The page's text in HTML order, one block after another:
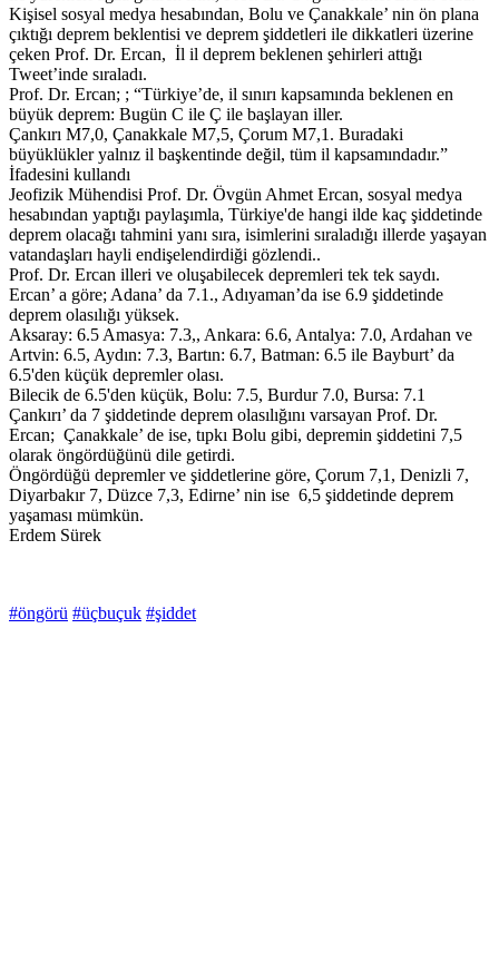
Kişisel sosyal medya hesabından, Bolu ve Çanakkale’ nin ön plana
çıktığı deprem beklentisi ve deprem şiddetleri ile dikkatleri üzerine
çeken Prof. Dr. Ercan, İl il deprem beklenen şehirleri attığı
Tweet’inde sıraladı.
Prof. Dr. Ercan; ; “Türkiye’de, il sınırı kapsamında beklenen en
büyük deprem: Bugün C ile Ç ile başlayan iller.
Çankırı M7,0, Çanakkale M7,5, Çorum M7,1. Buradaki
büyüklükler yalnız il başkentinde değil, tüm il kapsamındadır.”
İfadesini kullandı
Jeofizik Mühendisi Prof. Dr. Övgün Ahmet Ercan, sosyal medya
hesabından yaptığı paylaşımla, Türkiye'de hangi ilde kaç şiddetinde
deprem olacağı tahmini yanı sıra, isimlerini sıraladığı illerde yaşayan
vatandaşları hayli endişelendirdiği gözlendi..
Prof. Dr. Ercan illeri ve oluşabilecek depremleri tek tek saydı.
Ercan’ a göre; Adana’ da 7.1., Adıyaman’da ise 6.9 şiddetinde
deprem olasılığı yüksek.
Aksaray: 6.5 Amasya: 7.3,, Ankara: 6.6, Antalya: 7.0, Ardahan ve
Artvin: 6.5, Aydın: 7.3, Bartın: 6.7, Batman: 6.5 ile Bayburt’ da
6.5'den küçük depremler olası.
Bilecik de 6.5'den küçük, Bolu: 7.5, Burdur 7.0, Bursa: 7.1
Çankırı’ da 7 şiddetinde deprem olasılığını varsayan Prof. Dr.
Ercan; Çanakkale’ de ise, tıpkı Bolu gibi, depremin şiddetini 7,5
olarak öngördüğünü dile getirdi.
Öngördüğü depremler ve şiddetlerine göre, Çorum 7,1, Denizli 7,
Diyarbakır 7, Düzce 7,3, Edirne’ nin ise 6,5 şiddetinde deprem
yaşaması mümkün.
Erdem Sürek
#öngörü #üçbuçuk #şiddet